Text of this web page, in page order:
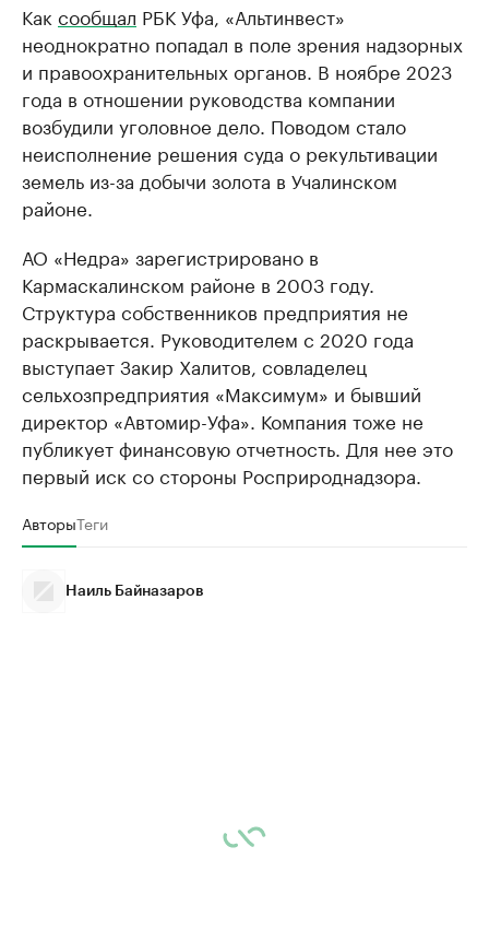
Как сообщал РБК Уфа, «Альтинвест»
неоднократно попадал в поле зрения надзорных
и правоохранительных органов. В ноябре 2023
года в отношении руководства компании
возбудили уголовное дело. Поводом стало
неисполнение решения суда о рекультивации
земель из-за добычи золота в Учалинском
районе.
АО «Недра» зарегистрировано в
Кармаскалинском районе в 2003 году.
Структура собственников предприятия не
раскрывается. Руководителем с 2020 года
выступает Закир Халитов, совладелец
сельхозпредприятия «Максимум» и бывший
директор «Автомир-Уфа». Компания тоже не
публикует финансовую отчетность. Для нее это
первый иск со стороны Росприроднадзора.
АвторыТеги
Наиль Байназаров